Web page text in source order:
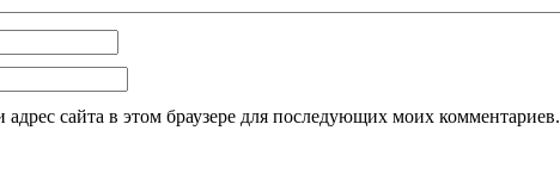
сайта в этом браузере для последующих моих комментариев.